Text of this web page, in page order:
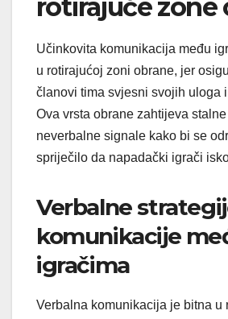
rotirajuće zone
Učinkovita komunikacija među
u rotirajućoj zoni obrane, jer
članovi tima svjesni svojih uloga
Ova vrsta obrane zahtijeva
neverbalne signale kako bi se
spriječilo da napadački igrači
Verbalne
komunikacije
igračima
Verbalna komunikacija je bitna u